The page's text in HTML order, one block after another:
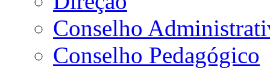
Conselho
Conselho Pedagógico